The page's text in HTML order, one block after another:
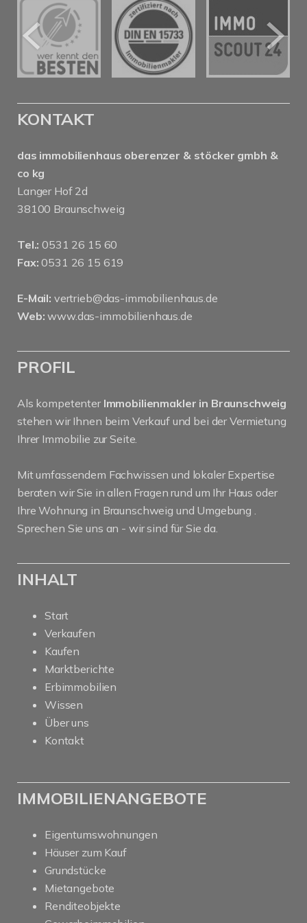
KONTAKT
das immobilienhaus oberenzer & stöcker gmbh &
co kg
Langer Hof 2d
38100 Braunschweig
Tel.: 0531 26 15 60
Fax: 0531 26 15 619
E-Mail: vertrieb@das-immobilienhaus.de
Web: www.das-immobilienhaus.de
PROFIL
Als kompetenter Immobilienmakler in Braunschweig
stehen wir Ihnen beim Verkauf und bei der Vermietung
Ihrer Immobilie zur Seite.
Mit umfassendem Fachwissen und lokaler Expertise
beraten wir Sie in allen Fragen rund um Ihr Haus oder
Ihre Wohnung in Braunschweig und Umgebung .
Sprechen Sie uns an - wir sind für Sie da.
INHALT
Start
Verkaufen
Kaufen
Marktberichte
Erbimmobilien
Wissen
Über uns
Kontakt
IMMOBILIENANGEBOTE
Eigentumswohnungen
Häuser zum Kauf
Grundstücke
Mietangebote
Renditeobjekte